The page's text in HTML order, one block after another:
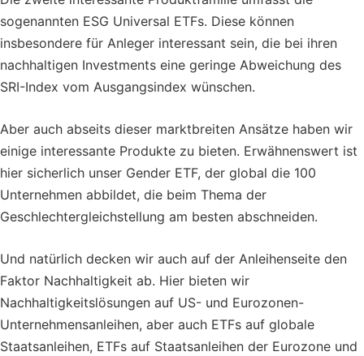
sogenannten ESG Universal ETFs. Diese können
insbesondere für Anleger interessant sein, die bei ihren
nachhaltigen Investments eine geringe Abweichung des
SRI-Index vom Ausgangsindex wünschen.
Aber auch abseits dieser marktbreiten Ansätze haben wir
einige interessante Produkte zu bieten. Erwähnenswert ist
hier sicherlich unser Gender ETF, der global die 100
Unternehmen abbildet, die beim Thema der
Geschlechtergleichstellung am besten abschneiden.
Und natürlich decken wir auch auf der Anleihenseite den
Faktor Nachhaltigkeit ab. Hier bieten wir
Nachhaltigkeitslösungen auf US- und Eurozonen-
Unternehmensanleihen, aber auch ETFs auf globale
Staatsanleihen, ETFs auf Staatsanleihen der Eurozone und